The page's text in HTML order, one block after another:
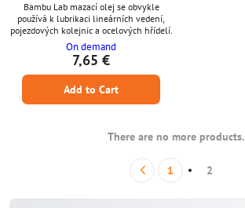
Bambu Lab mazací olej se obvykle
používá k lubrikaci lineárních vedení,
pojezdových kolejnic a ocelových hřídelí.
On demand
7,65 €
Add to Cart
There are no more products.
1 2